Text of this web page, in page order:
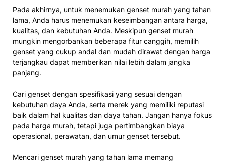
Pada akhirnya, untuk menemukan genset murah yang tahan
lama, Anda harus menemukan keseimbangan antara harga,
kualitas, dan kebutuhan Anda. Meskipun genset murah
mungkin mengorbankan beberapa fitur canggih, memilih
genset yang cukup andal dan mudah dirawat dengan harga
terjangkau dapat memberikan nilai lebih dalam jangka
panjang.
Cari genset dengan spesifikasi yang sesuai dengan
kebutuhan daya Anda, serta merek yang memiliki reputasi
baik dalam hal kualitas dan daya tahan. Jangan hanya fokus
pada harga murah, tetapi juga pertimbangkan biaya
operasional, perawatan, dan umur genset tersebut.
Mencari genset murah yang tahan lama memang